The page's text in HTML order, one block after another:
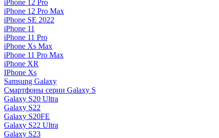
iPhone 12 Pro
iPhone 12 Pro Max
iPhone SE 2022
iPhone 11
iPhone 11 Pro
iPhone Xs Max
iPhone 11 Pro Max
iPhone XR
IPhone Xs
Samsung Galaxy
Смартфоны серии Galaxy S
Galaxy S20 Ultra
Galaxy S22
Galaxy S20FE
Galaxy S22 Ultra
Galaxy S23